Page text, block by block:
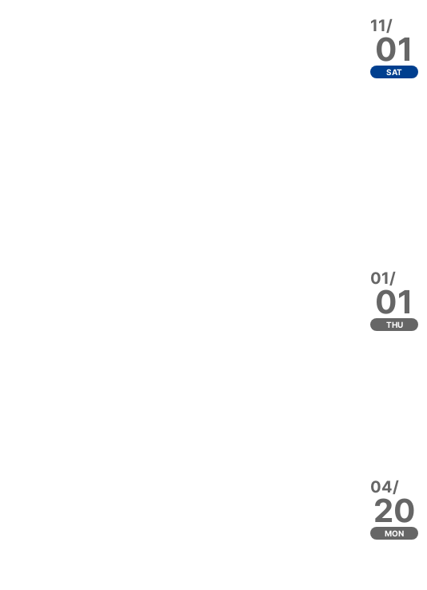
11/
01
SAT
01/
01
THU
04/
20
MON